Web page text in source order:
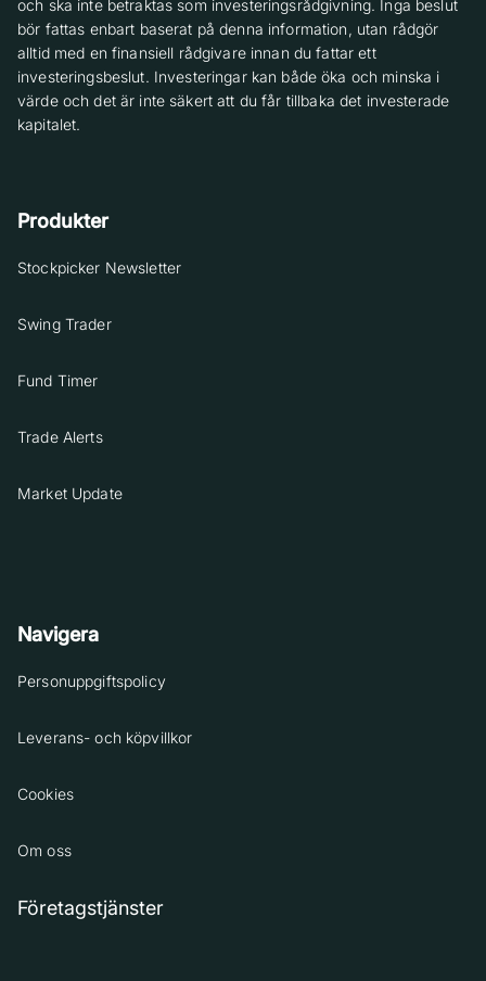
och ska inte betraktas som investeringsrådgivning. Inga beslut
bör fattas enbart baserat på denna information, utan rådgör
alltid med en finansiell rådgivare innan du fattar ett
investeringsbeslut. Investeringar kan både öka och minska i
värde och det är inte säkert att du får tillbaka det investerade
kapitalet.
Produkter
Stockpicker Newsletter
Swing Trader
Fund Timer
Trade Alerts
Market Update
Navigera
Personuppgiftspolicy
Leverans- och köpvillkor
Cookies
Om oss
Företagstjänster